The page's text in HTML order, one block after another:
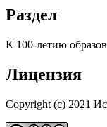
Раздел
К 100-летию
Лицензия
Copyright (c) 2021